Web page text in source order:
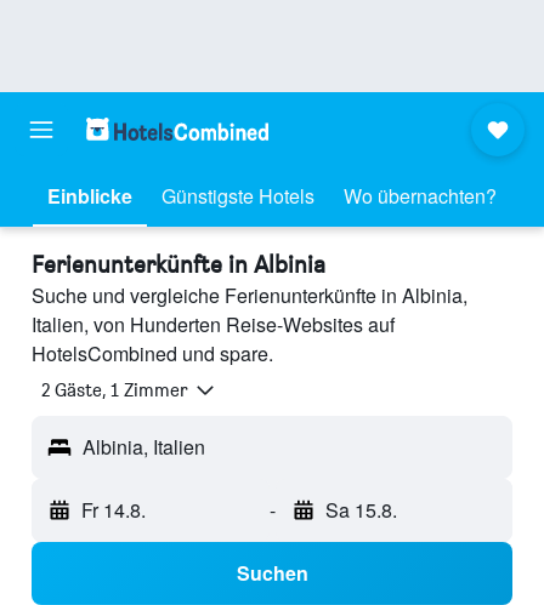
Einblicke Günstigste Hotels Wo übernachten?
Ferienunterkünfte in Albinia
Suche und vergleiche Ferienunterkünfte in Albinia,
Italien, von Hunderten Reise-Websites auf
HotelsCombined und spare.
2 Gäste, 1 Zimmer
Albinia, Italien
Fr 14.8. - Sa 15.8.
Suchen